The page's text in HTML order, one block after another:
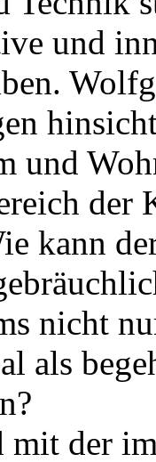
und
und
der
kann
nicht
als
mit der